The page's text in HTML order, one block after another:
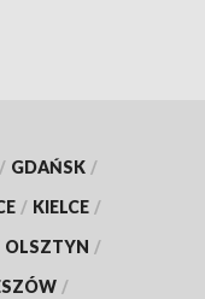
/ GDAŃSK /
/ KIELCE /
OLSZTYN /
/